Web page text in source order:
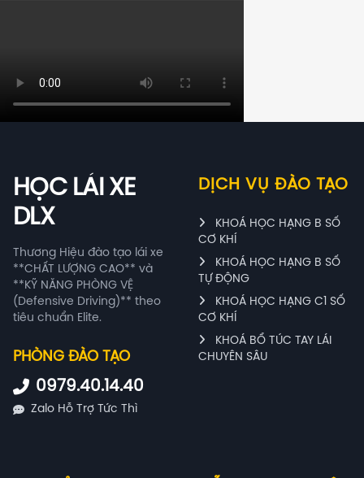
HỌC LÁI XE
DLX
Thương Hiệu đào tạo lái xe
**CHẤT LƯỢNG CAO** và
**KỸ NĂNG PHÒNG VỆ
(Defensive Driving)** theo
tiêu chuẩn Elite.
PHÒNG ĐÀO TẠO
0979.40.14.40
Zalo Hỗ Trợ Tức Thì
DỊCH VỤ ĐÀO TẠO
KHOÁ HỌC HẠNG B SỐ
CƠ KHÍ
KHOÁ HỌC HẠNG B SỐ
TỰ ĐỘNG
KHOÁ HỌC HẠNG C1 SỐ
CƠ KHÍ
KHOÁ BỔ TÚC TAY LÁI
CHUYÊN SÂU